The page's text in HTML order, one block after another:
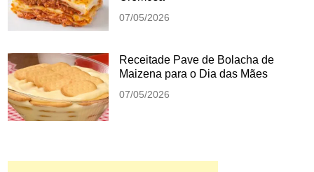
07/05/2026
Receitade Pave de Bolacha de
Maizena para o Dia das Mães
07/05/2026